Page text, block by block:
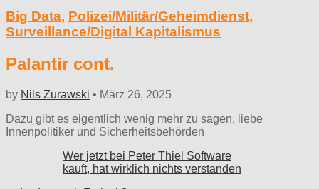
Big Data, Polizei/Militär/Geheimdienst,
Surveillance/Digital Kapitalismus
Palantir cont.
by Nils Zurawski • März 26, 2025
Dazu gibt es eigentlich wenig mehr zu sagen, liebe
Innenpolitiker und Sicherheitsbehörden
Wer jetzt bei Peter Thiel Software
kauft, hat wirklich nichts verstanden